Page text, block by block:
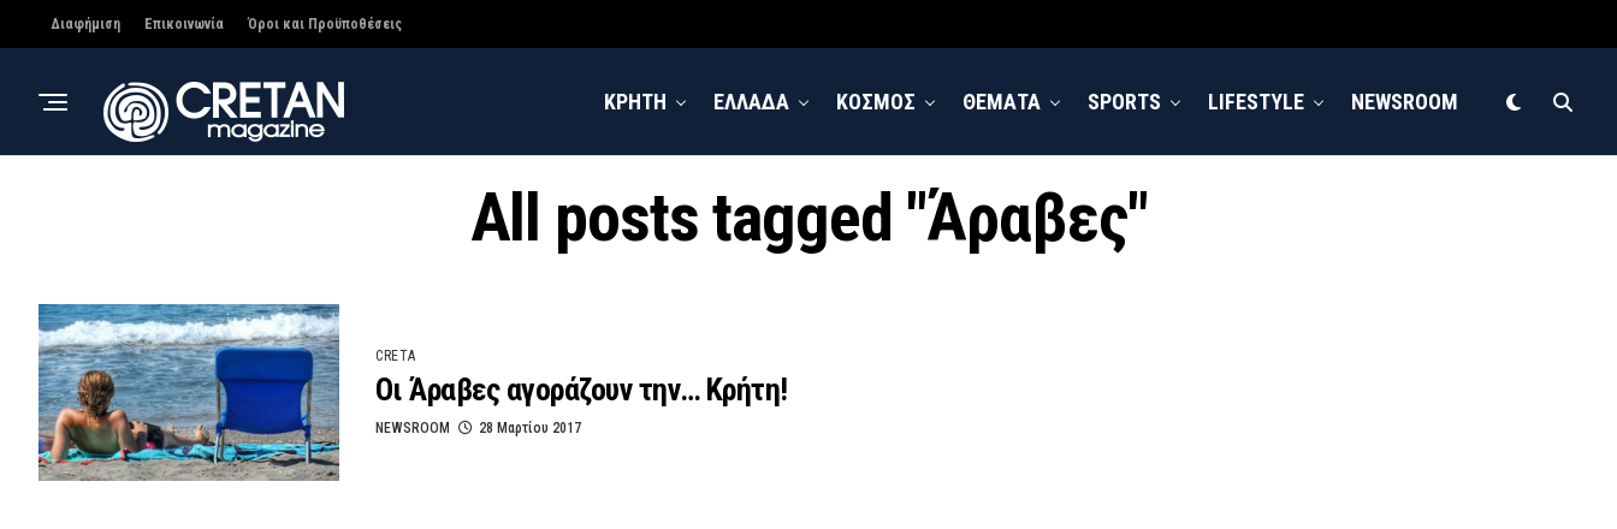
Διαφήμιση Επικοινωνία Όροι και Προϋποθέσεις
ΚΡΗΤΗ ΕΛΛΑΔΑ ΚΟΣΜΟΣ ΘΕΜΑΤΑ SPORTS LIFESTYLE NEWSROOM
All posts tagged "Άραβες"
CRETA
Οι Άραβες αγοράζουν την… Κρήτη!
NEWSROOM 28 Μαρτίου 2017